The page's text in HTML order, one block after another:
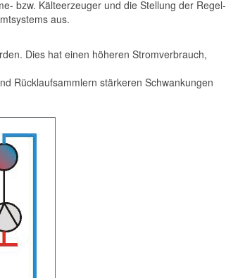
bzw. Kälteerzeuger und die Stellung der Regel­
aus.
Dies hat einen höheren Stromverbrauch,
Rücklaufsammlern stärkeren Schwankungen